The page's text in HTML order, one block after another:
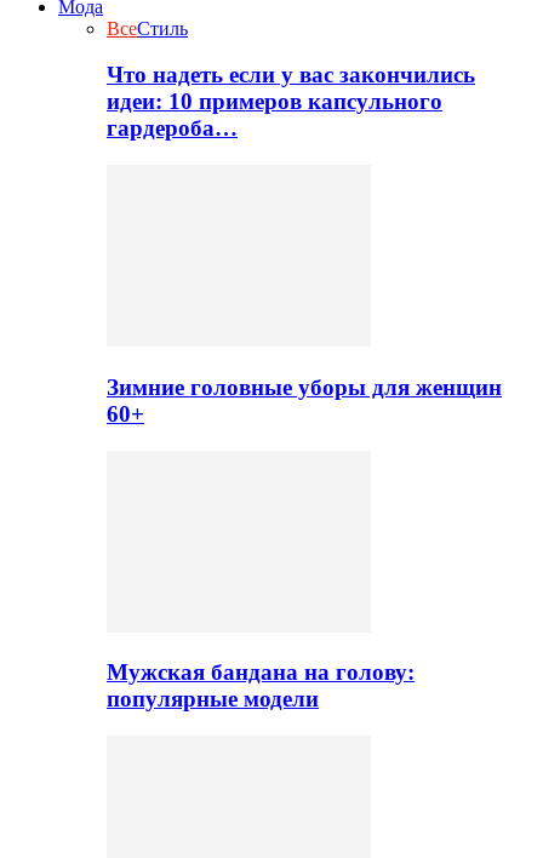
Мода
ВсеСтиль
Что надеть если у вас закончились
идеи: 10 примеров капсульного
гардероба…
Зимние головные уборы для женщин
60+
Мужская бандана на голову:
популярные модели